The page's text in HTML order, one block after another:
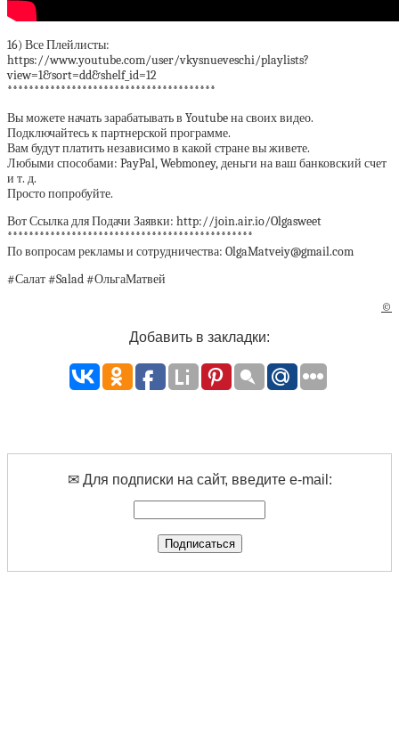
16) Все Плейлисты:
https://www.youtube.com/user/vkysnueveschi/playlists?
view=1&sort=dd&shelf_id=12
***************************************
Вы можете начать зарабатывать в Youtube на своих видео.
Подключайтесь к партнерской программе.
Вам будут платить независимо в какой стране вы живете.
Любыми способами: PayPal, Webmoney, деньги на ваш банковский счет
и т. д.
Просто попробуйте.
Вот Ссылка для Подачи Заявки: http://join.air.io/Olgasweet
**********************************************
По вопросам рекламы и сотрудничества: OlgaMatveiy@gmail.com
#Салат #Salad #ОльгаМатвей
©
Добавить в закладки:
✉ Для подписки на сайт, введите e-mail: